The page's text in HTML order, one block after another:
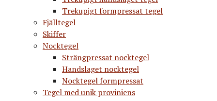
Trekupigt formpressat tegel
Fjälltegel
Skiffer
Nocktegel
Strängpressat nocktegel
Handslaget nocktegel
Nocktegel formpressat
Tegel med unik proviniens